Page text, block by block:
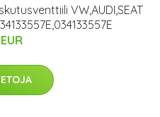
VW,AUDI,SEAT